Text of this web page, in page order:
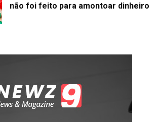
não foi feito para amontoar dinheiro